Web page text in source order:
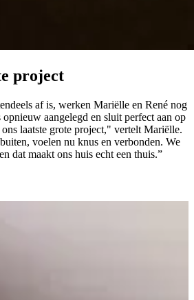
project
af is, werken Mariëlle en René nog
aangelegd en sluit perfect aan op
laatste grote project," vertelt Mariëlle.
voelen nu knus en verbonden. We
dat maakt ons huis echt een thuis.”